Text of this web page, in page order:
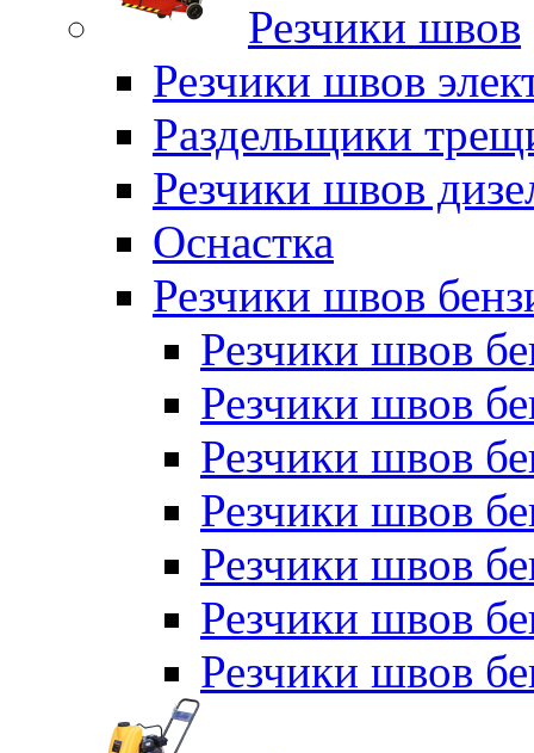
Резчики швов
Резчики швов
Раздельщики
Резчики швов
Оснастка
Резчики швов
Резчики швов
Резчики швов
Резчики швов
Резчики швов
Резчики швов
Резчики швов
Резчики швов